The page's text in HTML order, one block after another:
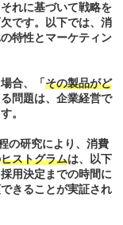
れに基づいて戦略を
です。以下では、消
特性とマーケティン
合、「その製品がど
問題は、企業経営で
。
の研究により、消費
ヒストグラムは、以下
用決定までの時間に
きることが実証され